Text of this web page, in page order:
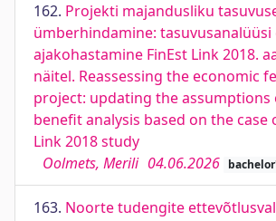
162. Projekti majandusliku
ümberhindamine: tasuvusanalüüsi
ajakohastamine FinEst Link 2018.
näitel. Reassessing the economic
project: updating the assumptions
benefit analysis based on the case
Link 2018 study
Oolmets, Merili 04.06.2026
163. Noorte tudengite